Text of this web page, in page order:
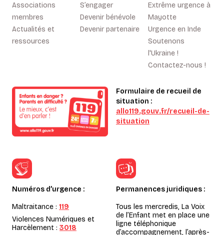
Associations
membres
Actualités et
ressources
S’engager
Devenir bénévole
Devenir partenaire
Extrême urgence à
Mayotte
Urgence en Inde
Soutenons
l'Ukraine !
Contactez-nous !
Formulaire de recueil de
situation :
allo119.gouv.fr/recueil-de-
situation
Numéros d’urgence :
Maltraitance : 119
Violences Numériques et
Harcèlement : 3018
Permanences juridiques :
Tous les mercredis, La Voix
de l’Enfant met en place une
ligne téléphonique
d’accompagnement, l’après-